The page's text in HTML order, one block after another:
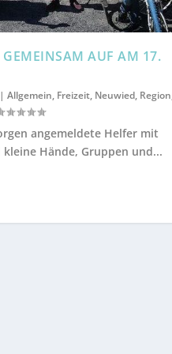
AUF AM 17.
|Allgemein, Freizeit, Neuwied, Region
angemeldete Helfer mit
Hände, Gruppen und...